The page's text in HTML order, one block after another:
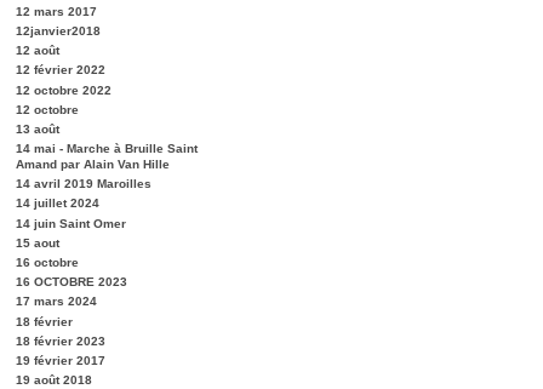
12 mars 2017
12janvier2018
12 août
12 février 2022
12 octobre 2022
12 octobre
13 août
14 mai - Marche à Bruille Saint
Amand par Alain Van Hille
14 avril 2019 Maroilles
14 juillet 2024
14 juin Saint Omer
15 aout
16 octobre
16 OCTOBRE 2023
17 mars 2024
18 février
18 février 2023
19 février 2017
19 août 2018